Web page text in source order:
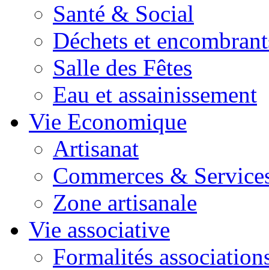
Santé & Social
Déchets et
Salle des Fêtes
Eau et assainissement
Vie Economique
Artisanat
Commerces &
Zone artisanale
Vie associative
Formalités